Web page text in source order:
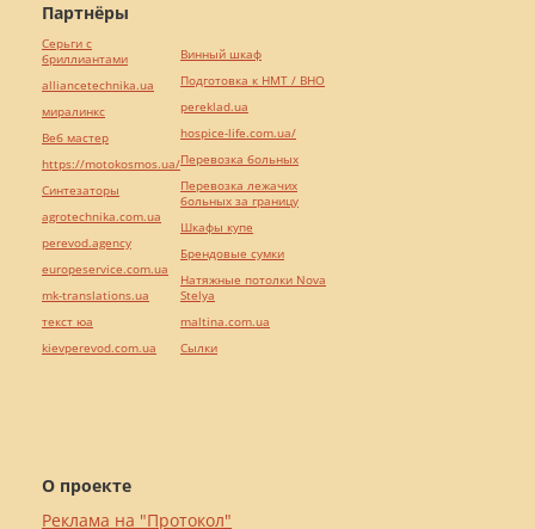
О проекте
Реклама на "Протокол"
Партнёры
Серьги с
бриллиантами
alliancetechnika.ua
миралинкс
Веб мастер
https://motokosmos.ua/
Синтезаторы
agrotechnika.com.ua
perevod.agency
europeservice.com.ua
mk-translations.ua
текст юа
kievperevod.com.ua
Винный шкаф
Подготовка к НМТ / ВНО
pereklad.ua
hospice-life.com.ua/
Перевозка больных
Перевозка лежачих
больных за границу
Шкафы купе
Брендовые сумки
Натяжные потолки Nova
Stelya
maltina.com.ua
Cылки